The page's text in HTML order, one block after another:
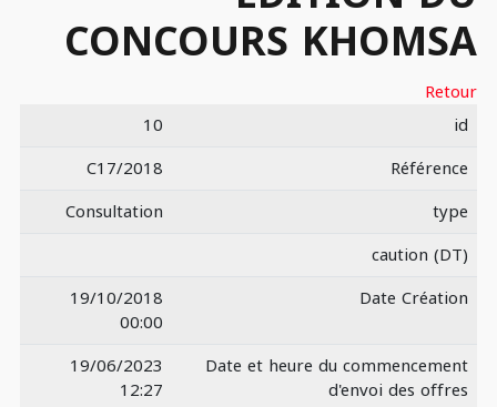
CONCOURS KHOMSA
Retour
id
10
Référence
C17/2018
type
Consultation
caution (DT)
Date Création
19/10/2018
00:00
Date et heure du commencement
d'envoi des offres
19/06/2023
12:27